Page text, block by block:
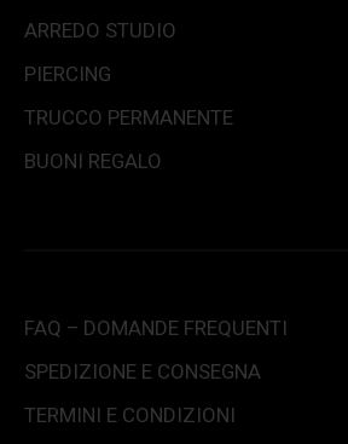
ARREDO STUDIO
PIERCING
TRUCCO PERMANENTE
BUONI REGALO
FAQ – DOMANDE FREQUENTI
SPEDIZIONE E CONSEGNA
TERMINI E CONDIZIONI